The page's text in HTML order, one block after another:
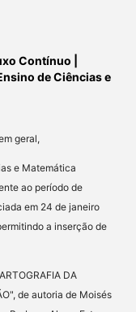
Contínuo |
de Ciências e
geral,
e Matemática
ao período de
em 24 de janeiro
a inserção de
DA
de autoria de Moisés